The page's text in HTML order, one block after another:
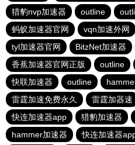
猎豹nvp加速器
outline
蚂蚁加速器官网
vqn加速外网
tyl加速器官网
BitzNet加速器
香蕉加速器官网正版
outline
快联加速器
outline
雷霆加速免费永久
雷霆加器速
快连加速器app
猎豹加速器
hammer加速器
快连加速器